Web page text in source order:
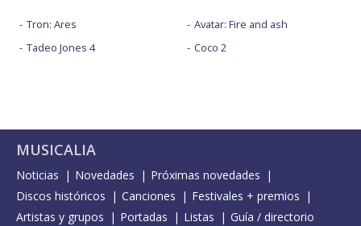
Tron: Ares
Tadeo Jones 4
Avatar: Fire and ash
Coco 2
MUSICALIA
Noticias Novedades
Próximas novedades
Discos históricos
Canciones
Festivales + premios
Artistas y grupos
Portadas Listas Guía / directorio